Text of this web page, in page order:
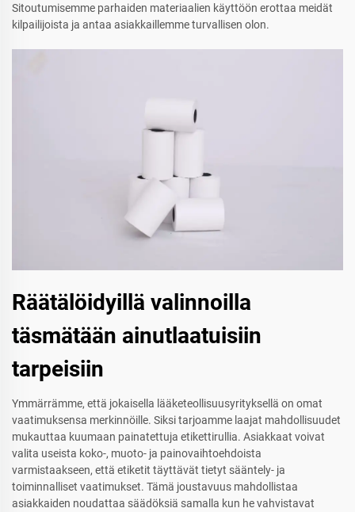
Sitoutumisemme parhaiden materiaalien käyttöön erottaa meidät
kilpailijoista ja antaa asiakkaillemme turvallisen olon.
Räätälöidyillä valinnoilla
täsmätään ainutlaatuisiin
tarpeisiin
Ymmärrämme, että jokaisella lääketeollisuusyrityksellä on omat
vaatimuksensa merkinnöille. Siksi tarjoamme laajat mahdollisuudet
mukauttaa kuumaan painatettuja etikettirullia. Asiakkaat voivat
valita useista koko-, muoto- ja painovaihtoehdoista
varmistaakseen, että etiketit täyttävät tietyt sääntely- ja
toiminnalliset vaatimukset. Tämä joustavuus mahdollistaa
asiakkaiden noudattaa säädöksiä samalla kun he vahvistavat